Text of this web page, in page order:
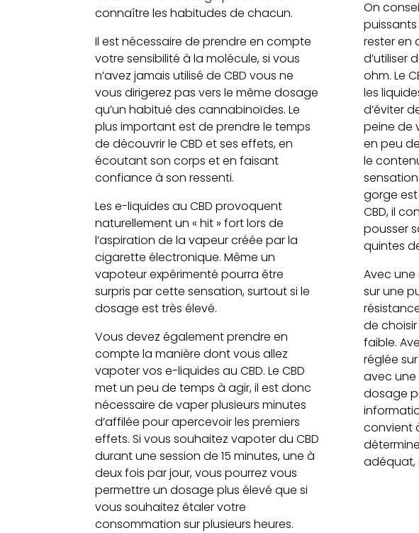
connaître les habitudes de chacun.
Il est nécessaire de prendre en compte
votre sensibilité à la molécule, si vous
n’avez jamais utilisé de CBD vous ne
vous dirigerez pas vers le même dosage
qu’un habitué des cannabinoïdes. Le
plus important est de prendre le temps
de découvrir le CBD et ses effets, en
écoutant son corps et en faisant
confiance à son ressenti.
Les e-liquides au CBD provoquent
naturellement un « hit » fort lors de
l’aspiration de la vapeur créée par la
cigarette électronique. Même un
vapoteur expérimenté pourra être
surpris par cette sensation, surtout si le
dosage est très élevé.
Vous devez également prendre en
compte la manière dont vous allez
vapoter vos e-liquides au CBD. Le CBD
met un peu de temps à agir, il est donc
nécessaire de vaper plusieurs minutes
d’affilée pour apercevoir les premiers
effets. Si vous souhaitez vapoter du CBD
durant une session de 15 minutes, une à
deux fois par jour, vous pourrez vous
permettre un dosage plus élevé que si
vous souhaitez étaler votre
consommation sur plusieurs heures.
On
rester en
d’utiliser
ohm. Le
les
d’éviter
peine de
en peu
le
gorge
CBD, il
pousser
quintes
Avec
sur une
de
faible.
réglée
avec une
dosage
convient
adéquat,